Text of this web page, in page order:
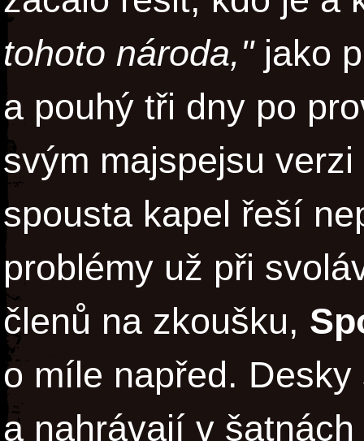
tohoto národa,"jako
a pouhý tři dny po
svým majspejsu verzi
spousta kapel řeší
problémy už při
členů na zkoušku,
o míle napřed. Desky
a nahrávají v